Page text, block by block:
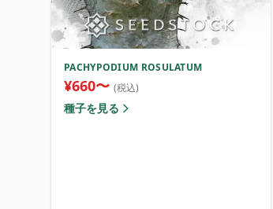
PACHYPODIUM ROSULATUM
¥660〜 (税込)
種子を見る